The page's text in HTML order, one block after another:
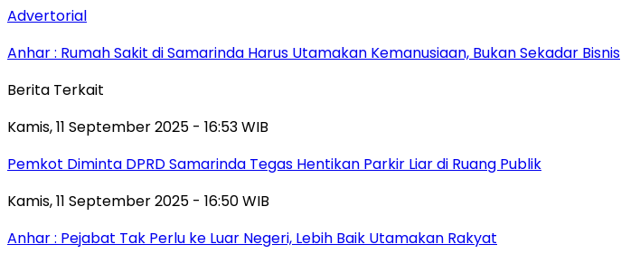
Advertorial
Anhar : Rumah Sakit di Samarinda Harus Utamakan Kemanusiaan, Bukan Sekadar Bisnis
Berita Terkait
Kamis, 11 September 2025 - 16:53 WIB
Pemkot Diminta DPRD Samarinda Tegas Hentikan Parkir Liar di Ruang Publik
Kamis, 11 September 2025 - 16:50 WIB
Anhar : Pejabat Tak Perlu ke Luar Negeri, Lebih Baik Utamakan Rakyat